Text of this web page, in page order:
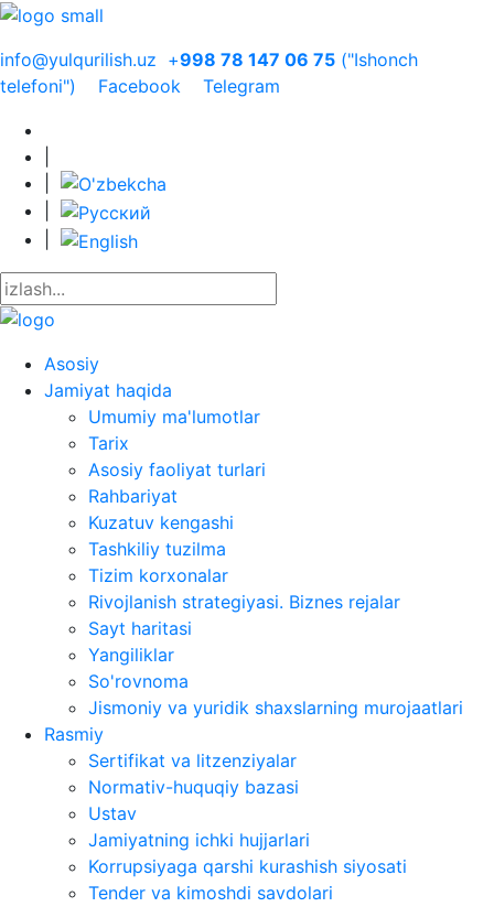
info@yulqurilish.uz +998 78 147 06 75 ("Ishonch
telefoni")
Facebook Telegram
Asosiy
Jamiyat haqida
Umumiy ma'lumotlar
Tarix
Asosiy faoliyat turlari
Rahbariyat
Kuzatuv kengashi
Tashkiliy tuzilma
Tizim korxonalar
Rivojlanish strategiyasi. Biznes rejalar
Sayt haritasi
Yangiliklar
So'rovnoma
Jismoniy va yuridik shaxslarning murojaatlari
Rasmiy
Sertifikat va litzenziyalar
Normativ-huquqiy bazasi
Ustav
Jamiyatning ichki hujjarlari
Korrupsiyaga qarshi kurashish siyosati
Tender va kimoshdi savdolari